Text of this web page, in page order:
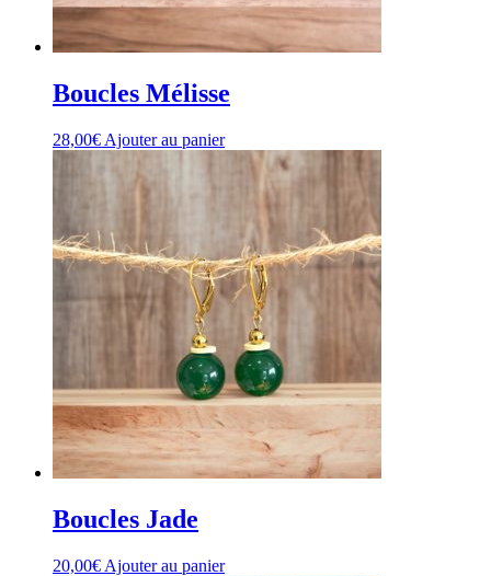
Boucles Mélisse
28,00€ Ajouter au panier
Boucles Jade
20,00€ Ajouter au panier